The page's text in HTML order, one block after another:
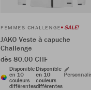
FEMMES CHALLENGE SALE!
JAKO Veste à capuche
Challenge
dès 80,00 CHF
Disponible
en 10
couleurs
différentes
Disponible
en 10
couleurs
différentes